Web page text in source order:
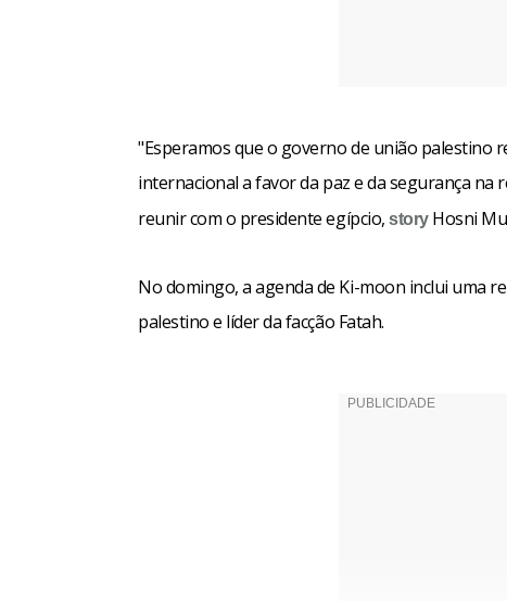
"Esperamos que o governo de união palestino
internacional a favor da paz e da segurança na
reunir com o presidente egípcio,storyHosni
No domingo, a agenda de Ki-moon inclui uma
palestino e líder da facção Fatah.